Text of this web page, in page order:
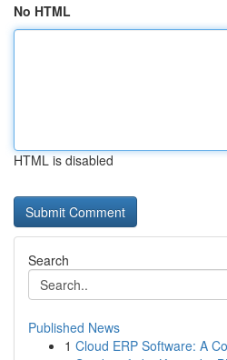
No HTML
HTML is disabled
Search
Published News
1 Cloud ERP Software: A